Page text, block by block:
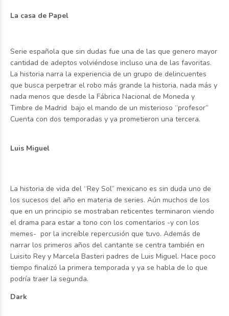
La casa de Papel
Serie española que sin dudas fue una de las que genero mayor
cantidad de adeptos volviéndose incluso una de las favoritas.
La historia narra la experiencia de un grupo de delincuentes
que busca perpetrar el robo más grande la historia, nada más y
nada menos que desde la Fábrica Nacional de Moneda y
Timbre de Madrid bajo el mando de un misterioso “profesor”
Cuenta con dos temporadas y ya prometieron una tercera.
Luis Miguel
La historia de vida del “Rey Sol” mexicano es sin duda uno de
los sucesos del año en materia de series. Aún muchos de los
que en un principio se mostraban reticentes terminaron viendo
el drama para estar a tono con los comentarios -y con los
memes- por la increíble repercusión que tuvo. Además de
narrar los primeros años del cantante se centra también en
Luisito Rey y Marcela Basteri padres de Luis Miguel. Hace poco
tiempo finalizó la primera temporada y ya se habla de lo que
podría traer la segunda.
Dark